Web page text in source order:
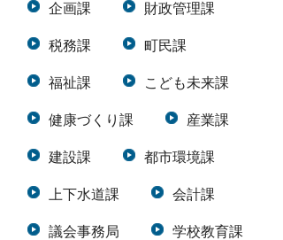
企画課 財政管理課
税務課 町民課
福祉課 こども未来課
健康づくり課 産業課
建設課 都市環境課
上下水道課 会計課
議会事務局 学校教育課